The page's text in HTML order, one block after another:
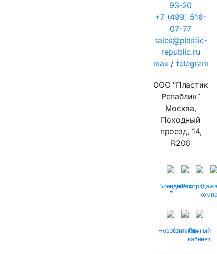
93-20
+7 (499) 518-
07-77
sales@plastic-
republic.ru
max / telegram
ООО “Пластик
Репаблик”
Москва,
Походный
проезд, 14,
R206
БрендыКаталог
Распродажа
О
НовостиКонтактыЛичный
кабинет